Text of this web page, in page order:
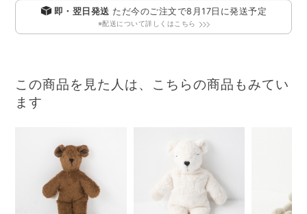
即・翌日発送 ただ今のご注文で8月17日 に発送予定
※配送について詳しくはこちら
この商品を見た人は、こちらの商品もみてい
ます